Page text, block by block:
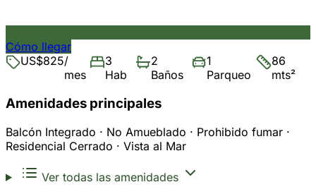
Cómo llegar
US$825/
mes
3
Hab
2
Baños
1
Parqueo
86
mts²
Amenidades principales
Balcón Integrado · No Amueblado · Prohibido fumar ·
Residencial Cerrado · Vista al Mar
Ver todas las amenidades